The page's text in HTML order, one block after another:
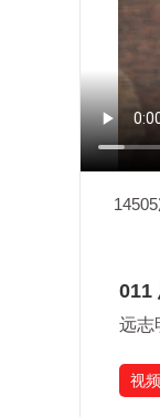
011
远志
视